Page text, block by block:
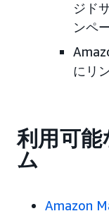
ジド
ンペ
にリ
利用可
ム
Amazon